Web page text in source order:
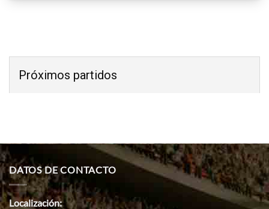
Próximos partidos
DATOS DE CONTACTO
Localización: